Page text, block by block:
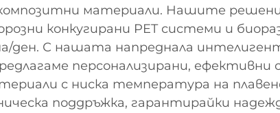
материали. Нашите
конкугирани PET системи и
С нашата напреднала
персонализирани,
с ниска температура на
поддръжка, гарантирайки